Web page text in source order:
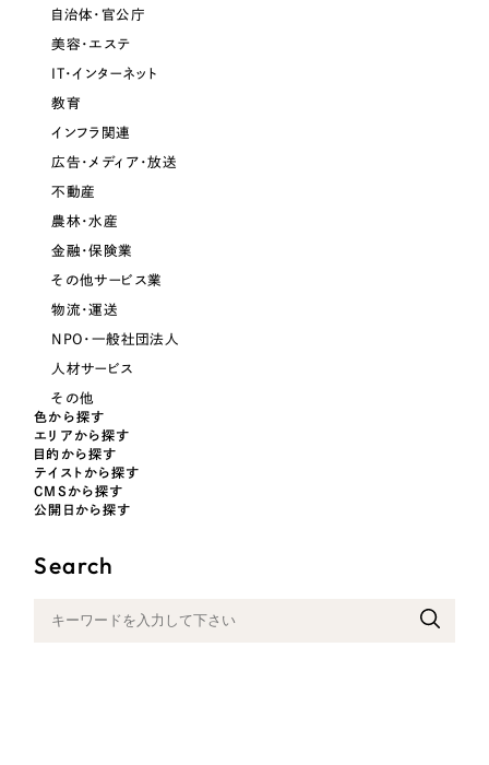
自治体・官公庁
美容・エステ
IT・インターネット
教育
インフラ関連
広告・メディア・放送
不動産
農林・水産
金融・保険業
その他サービス業
物流・運送
NPO・一般社団法人
人材サービス
その他
色から探す
エリアから探す
目的から探す
テイストから探す
CMSから探す
公開日から探す
Search